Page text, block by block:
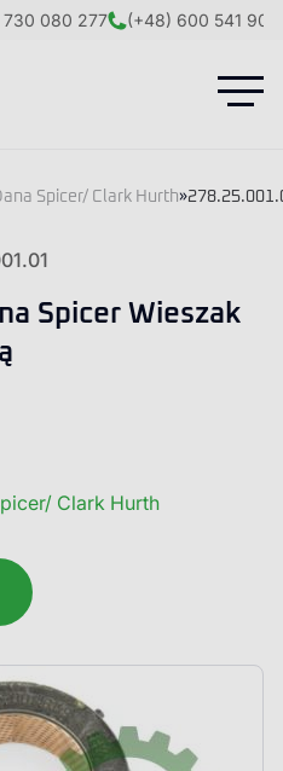
730 080 277 (+48) 600 541 908
Spicer/ Clark Hurth»
Spicer Wieszak
Clark Hurth